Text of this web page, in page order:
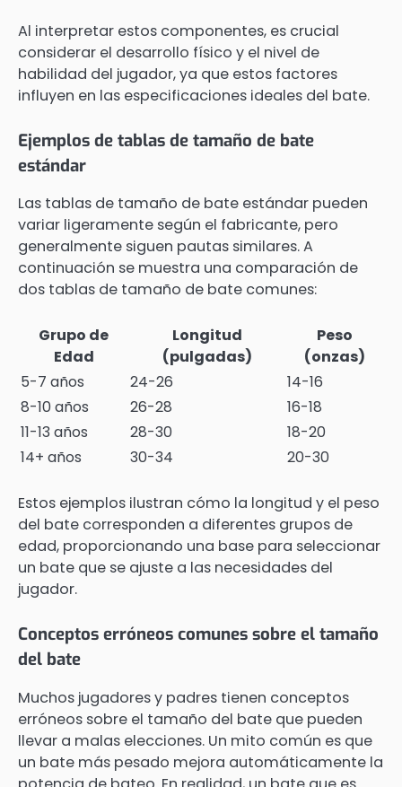
Al interpretar estos componentes, es crucial
considerar el desarrollo físico y el nivel de
habilidad del jugador, ya que estos factores
influyen en las especificaciones ideales del bate.
Ejemplos de tablas de tamaño de bate
estándar
Las tablas de tamaño de bate estándar pueden
variar ligeramente según el fabricante, pero
generalmente siguen pautas similares. A
continuación se muestra una comparación de
dos tablas de tamaño de bate comunes:
Grupo de
Edad
Longitud
(pulgadas)
Peso
(onzas)
5-7 años
24-26
14-16
8-10 años
26-28
16-18
11-13 años
28-30
18-20
14+ años
30-34 20-30
Estos ejemplos ilustran cómo la longitud y el peso
del bate corresponden a diferentes grupos de
edad, proporcionando una base para seleccionar
un bate que se ajuste a las necesidades del
jugador.
Conceptos erróneos comunes sobre el tamaño
del bate
Muchos jugadores y padres tienen conceptos
erróneos sobre el tamaño del bate que pueden
llevar a malas elecciones. Un mito común es que
un bate más pesado mejora automáticamente la